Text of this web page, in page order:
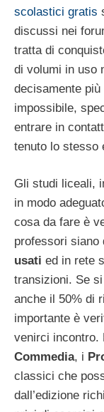
scolastici gratis
discussi nei
tratta di
di volumi in uso
decisamente
impossibile,
entrare in
tenuto lo stesso
Gli studi liceali,
in modo
cosa da fare è
professori siano
usati ed in rete
transizioni. Se
anche il 50% di
importante è
venirci incontro.
Commedia, i
classici che
dall’edizione